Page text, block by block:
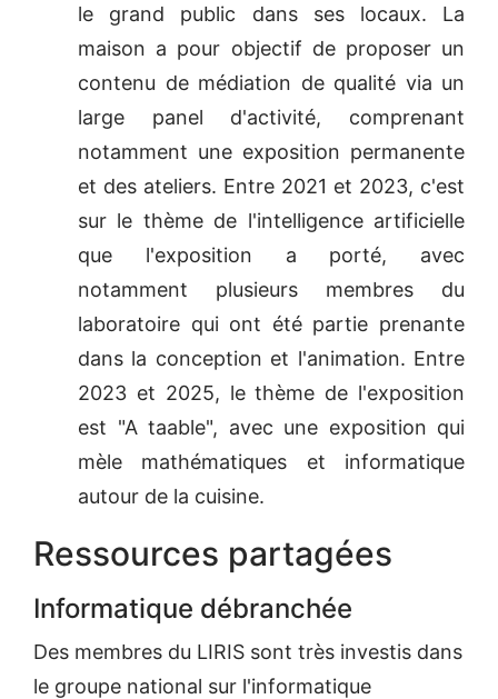
le grand public dans ses locaux. La
maison a pour objectif de proposer un
contenu de médiation de qualité via un
large panel d'activité, comprenant
notamment une exposition permanente
et des ateliers. Entre 2021 et 2023, c'est
sur le thème de l'intelligence artificielle
que l'exposition a porté, avec
notamment plusieurs membres du
laboratoire qui ont été partie prenante
dans la conception et l'animation. Entre
2023 et 2025, le thème de l'exposition
est "A taable", avec une exposition qui
mèle mathématiques et informatique
autour de la cuisine.
Ressources partagées
Informatique débranchée
Des membres du LIRIS sont très investis dans
le groupe national sur l'informatique